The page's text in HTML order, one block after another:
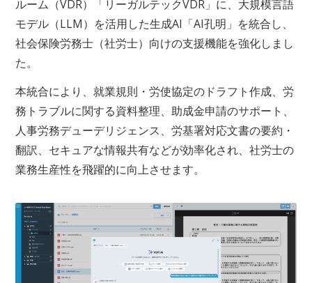
ルーム（VDR）「リーガルテックVDR」に、大規模言語
モデル（LLM）を活用した生成AI「AI孔明」を統合し、
社会保険労務士（社労士）向けの支援機能を強化しまし
た。
本統合により、就業規則・労使協定のドラフト作成、労
務トラブルに関する資料整理、助成金申請のサポート、
人事労務デューデリジェンス、労基署対応文書の要約・
翻訳、セキュアな情報共有などが効率化され、社労士の
業務生産性を飛躍的に向上させます。